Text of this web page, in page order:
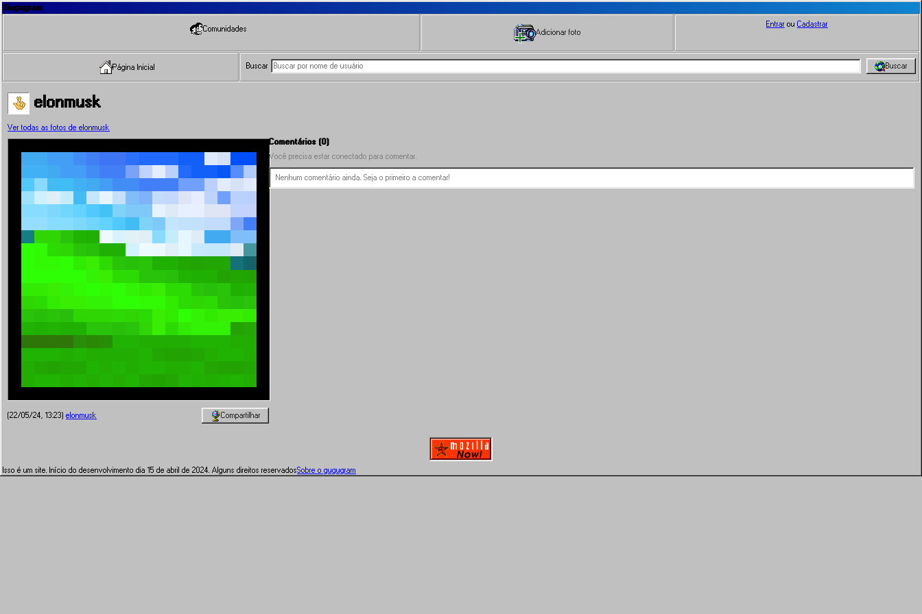
Gugugram
Página Inicial
Comunidades Adicionar foto
Buscar Buscar
Entrar ou Cadastrar
elonmusk
Ver todas as fotos de elonmusk
(22/05/24, 13:23) elonmusk Compartilhar
Comentários (0)
Você precisa estar conectado para comentar.
Nenhum comentário ainda. Seja o primeiro a comentar!
Isso é um site. Início do desenvolvimento dia 15 de abril de 2024. Alguns direitos reservadosSobre o gugugram